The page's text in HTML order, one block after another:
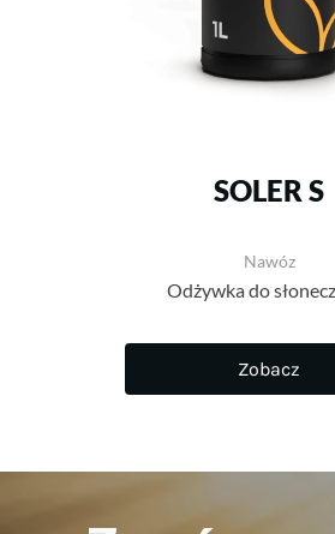
SOLER S
Nawóz
Odżywka do
Zobacz